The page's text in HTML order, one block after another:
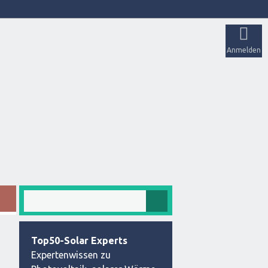
Anmelden
Top50-Solar Experts
Expertenwissen zu